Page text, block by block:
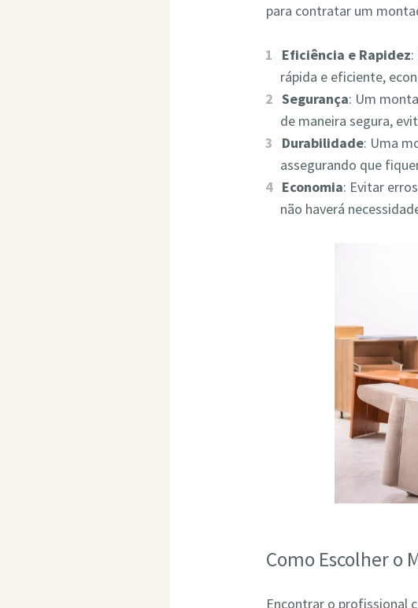
para contratar um
Eficiência e Rapidez
rápida e eficiente,
Segurança: Um
de maneira segura,
Durabilidade: Uma
assegurando que
Economia: Evitar
não haverá
Como Escolher o
Encontrar o profissional